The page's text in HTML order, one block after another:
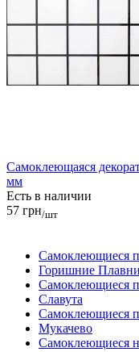
Самоклеющаяся
мм
Есть в наличии
57 грн/шт
Самоклеющиеся
Горишние Плавни
Самоклеющиеся
Славута
Самоклеющиеся
Мукачево
Самоклеющиеся